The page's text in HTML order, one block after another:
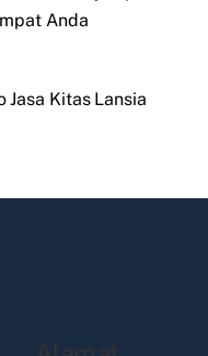
Anda
Jasa Kitas Lansia